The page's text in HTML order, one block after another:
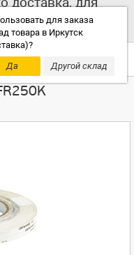
для заказа
товара в Иркутск
Да
Другой склад
выбирайте
склад!